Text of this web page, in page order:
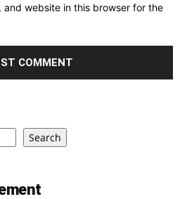
and website in this browser for the
Search